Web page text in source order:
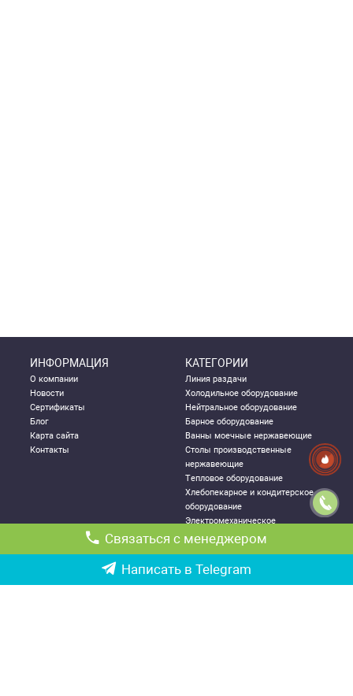
ИНФОРМАЦИЯ
О компании
Новости
Сертификаты
Блог
Карта сайта
Контакты
КАТЕГОРИИ
Линия раздачи
Холодильное оборудование
Нейтральное оборудование
Барное оборудование
Ванны моечные нержавеющие
Столы производственные
нержавеющие
Тепловое оборудование
Хлебопекарное и кондитерское
оборудование
Электромеханическое
оборудование
Посудомоечное оборудование
Стеллажи металлические
Связаться с менеджером
Написать в Telegram